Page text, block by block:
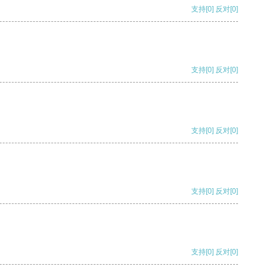
支持[0] 反对[0]
支持[0] 反对[0]
支持[0] 反对[0]
支持[0] 反对[0]
支持[0] 反对[0]